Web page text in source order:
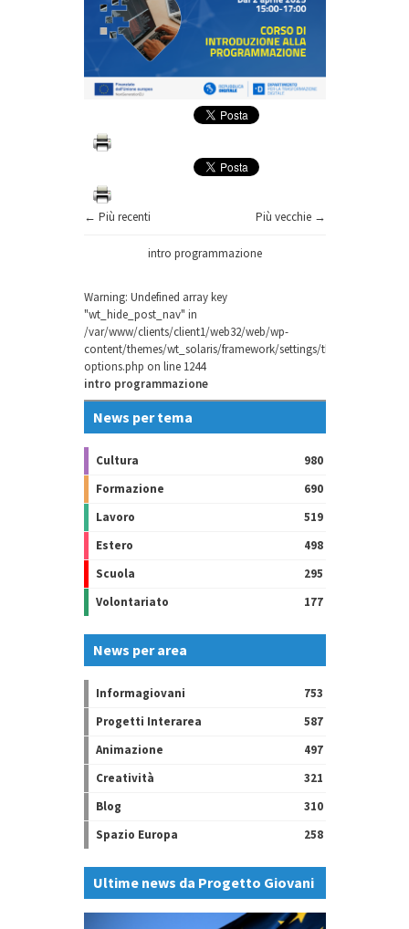
← Più recenti Più vecchie →
intro programmazione
Warning: Undefined array key
"wt_hide_post_nav" in
/var/www/clients/client1/web32/web/wp-
content/themes/wt_solaris/framework/settings/theme-
options.php on line 1244
intro programmazione
News per tema
Cultura
980
Formazione
690
Lavoro
519
Estero
498
Scuola
295
Volontariato
177
News per area
Informagiovani
753
Progetti Interarea
587
Animazione
497
Creatività
321
Blog
310
Spazio Europa
258
Ultime news da Progetto Giovani